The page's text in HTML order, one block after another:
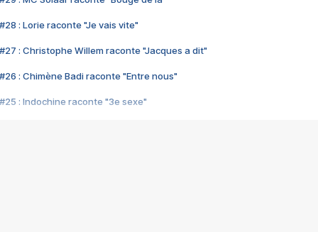
#28 : Lorie raconte "Je vais vite"
#27 : Christophe Willem raconte "Jacques a dit"
#26 : Chimène Badi raconte "Entre nous"
#25 : Indochine raconte "3e sexe"